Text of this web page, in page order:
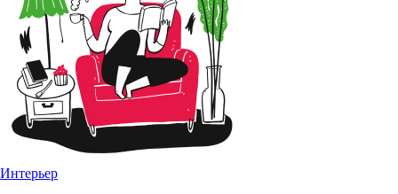
Интерьер